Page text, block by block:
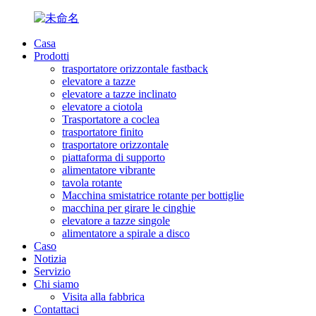
Casa
Prodotti
trasportatore orizzontale fastback
elevatore a tazze
elevatore a tazze inclinato
elevatore a ciotola
Trasportatore a coclea
trasportatore finito
trasportatore orizzontale
piattaforma di supporto
alimentatore vibrante
tavola rotante
Macchina smistatrice rotante per bottiglie
macchina per girare le cinghie
elevatore a tazze singole
alimentatore a spirale a disco
Caso
Notizia
Servizio
Chi siamo
Visita alla fabbrica
Contattaci